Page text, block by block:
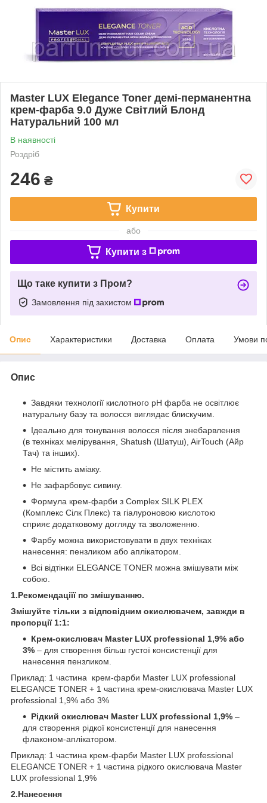
Master LUX Elegance Toner демі-перманентна
крем-фарба 9.0 Дуже Свiтлий Блонд
Натуральний 100 мл
В наявності
Роздріб
246 ₴
Купити
або
Купити з
Що таке купити з Пром?
Замовлення під захистом
Опис Характеристики Доставка Оплата Умови
Опис
Завдяки технології кислотного рН фарба не освітлює
натуральну базу та волосся виглядає блискучим.
Ідеально для тонування волосся після знебарвлення
(в техніках мелірування, Shatush (Шатуш), AirTouch (Aйр
Тач) та інших).
Не містить аміаку.
Не зафарбовує сивину.
Формула крем-фарби з Сomplex SILK PLEX
(Комплекс Сілк Плекс) та гіалуроновою кислотою
сприяє додатковому догляду та зволоженню.
Фарбу можна використовувати в двух техніках
нанесення: пензликом або аплікатором.
Всі відтінки ELEGANCE TONER можна змішувати між
собою.
1.Рекомендаціїї по змішуванню.
Змішуйте тільки з відповідним окислювачем, завжди в
пропорції 1:1:
Крем-окислювач Master LUX professional 1,9% або
3% – для створення більш густої консистенції для
нанесення пензликом.
Приклад: 1 частина крем-фарби Master LUX professional
ELEGANCE TONER + 1 частина крем-окислювача Master LUX
professional 1,9% або 3%
Рідкий окислювач Master LUX professional 1,9% –
для створення рідкої консистенції для нанесення
флаконом-аплікатором.
Приклад: 1 частина крем-фарби Master LUX professional
ELEGANCE TONER + 1 частина рідкого окислювача Master
LUX professional 1,9%
2.Нанесення